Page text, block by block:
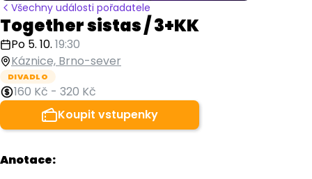
Všechny události pořadatele
Together sistas / 3+KK
Po 5. 10. 19:30
Káznice, Brno-sever
DIVADLO
160 Kč - 320 Kč
Koupit vstupenky
Anotace: